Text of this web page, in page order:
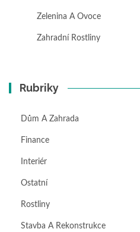
Zelenina A Ovoce
Zahradní Rostliny
Rubriky
Dům A Zahrada
Finance
Interiér
Ostatní
Rostliny
Stavba A Rekonstrukce